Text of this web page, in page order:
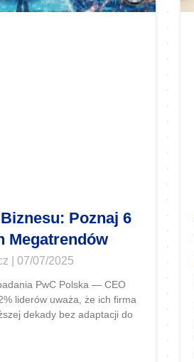
Poznaj 6
Megatrendów
07/07/2025
PwC Polska — CEO
liderów uważa, że ich firma
dekady bez adaptacji do